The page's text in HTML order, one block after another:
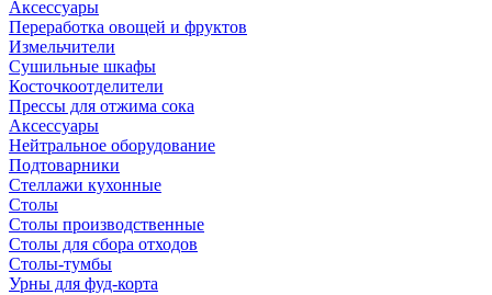
Аксессуары
Переработка овощей и фруктов
Измельчители
Сушильные шкафы
Косточкоотделители
Прессы для отжима сока
Аксессуары
Нейтральное оборудование
Подтоварники
Стеллажи кухонные
Столы
Столы производственные
Столы для сбора отходов
Столы-тумбы
Урны для фуд-корта